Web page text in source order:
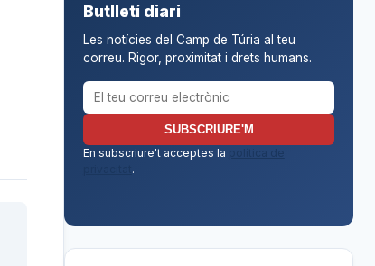
Butlletí diari
Les notícies del Camp de Túria al teu
correu. Rigor, proximitat i drets humans.
Correu electrònic per al butlletí
SUBSCRIURE'M
En subscriure't acceptes la
política de
.